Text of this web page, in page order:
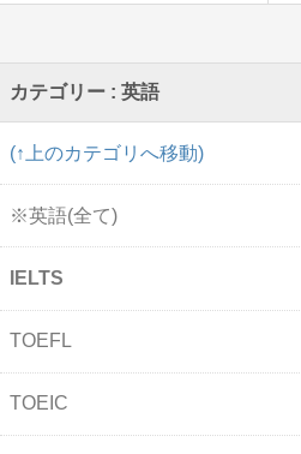
カテゴリー : 英語
(↑上のカテゴリへ移動)
※英語(全て)
IELTS
TOEFL
TOEIC